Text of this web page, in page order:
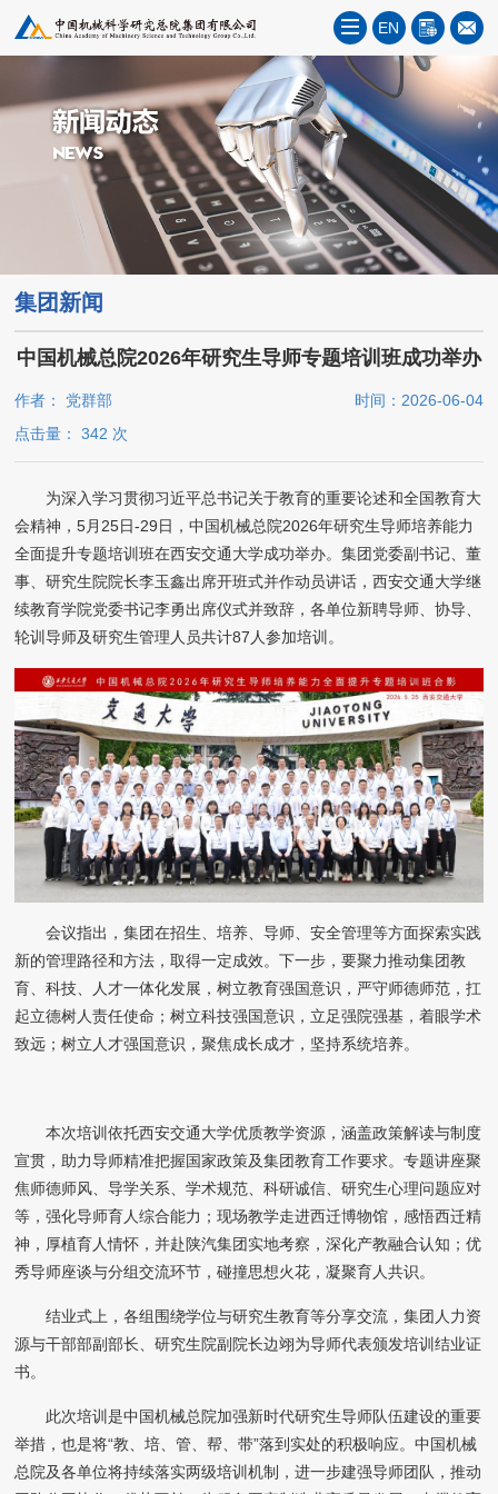
EN
集团新闻
中国机械总院2026年研究生导师专题培训班成功举办
作者： 党群部
时间：2026-06-04
点击量：342 次
为深入学习贯彻习近平总书记关于教育的重要论述和全国教育大
会精神，5月25日-29日，中国机械总院2026年研究生导师培养能力
全面提升专题培训班在西安交通大学成功举办。集团党委副书记、董
事、研究生院院长李玉鑫出席开班式并作动员讲话，西安交通大学继
续教育学院党委书记李勇出席仪式并致辞，各单位新聘导师、协导、
轮训导师及研究生管理人员共计87人参加培训。
会议指出，集团在招生、培养、导师、安全管理等方面探索实践
新的管理路径和方法，取得一定成效。下一步，要聚力推动集团教
育、科技、人才一体化发展，树立教育强国意识，严守师德师范，扛
起立德树人责任使命；树立科技强国意识，立足强院强基，着眼学术
致远；树立人才强国意识，聚焦成长成才，坚持系统培养。
本次培训依托西安交通大学优质教学资源，涵盖政策解读与制度
宣贯，助力导师精准把握国家政策及集团教育工作要求。专题讲座聚
焦师德师风、导学关系、学术规范、科研诚信、研究生心理问题应对
等，强化导师育人综合能力；现场教学走进西迁博物馆，感悟西迁精
神，厚植育人情怀，并赴陕汽集团实地考察，深化产教融合认知；优
秀导师座谈与分组交流环节，碰撞思想火花，凝聚育人共识。
结业式上，各组围绕学位与研究生教育等分享交流，集团人力资
源与干部部副部长、研究生院副院长边翊为导师代表颁发培训结业证
书。
此次培训是中国机械总院加强新时代研究生导师队伍建设的重要
举措，也是将“教、培、管、帮、带”落到实处的积极响应。中国机械
总院及各单位将持续落实两级培训机制，进一步建强导师团队，推动